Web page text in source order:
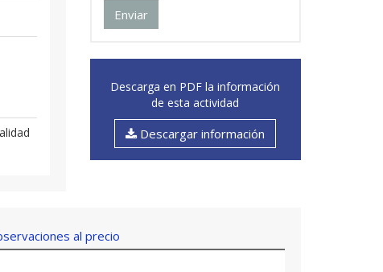
Enviar
Descarga en PDF la información
de esta actividad
Descargar información
al precio